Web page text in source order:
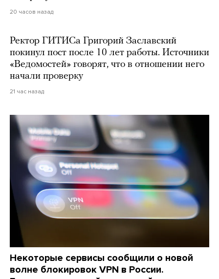
20 часов назад
Ректор ГИТИСа Григорий Заславский
покинул пост после 10 лет работы. Источники
«Ведомостей» говорят, что в отношении него
начали проверку
21 час назад
Некоторые сервисы сообщили о новой
волне блокировок VPN в России.